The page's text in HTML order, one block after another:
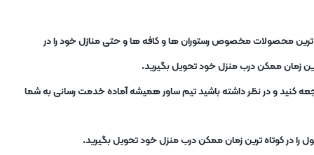
ترین محصولات مخصوص رستوران ها و کافه ها و حتی منازل خود را در
زمان ممکن درب منزل خود تحویل بگیرید.
فروشگاه در آدرس : تهران، میدان شوش، پاساژ نور، آسانسور 9 و 11، طبقه سوم مراجعه کنید و در نظر داشته باشید تیم ساور همیشه آماده خدمت رسانی به شما
را در کوتاه ترین زمان ممکن درب منزل خود تحویل بگیرید.